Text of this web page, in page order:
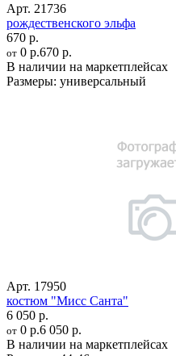
Арт. 21736
рождественского эльфа
670 р.
от 0 р.670 р.
В наличии на маркетплейсах
Размеры: универсальный
Арт. 17950
костюм "Мисс Санта"
6 050 р.
от 0 р.6 050 р.
В наличии на маркетплейсах